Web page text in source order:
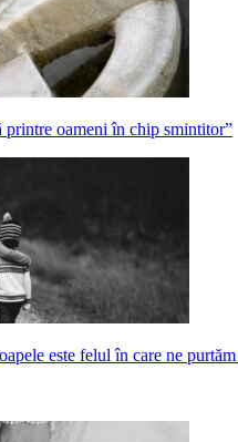
printre oameni în chip smintitor”
este felul în care ne